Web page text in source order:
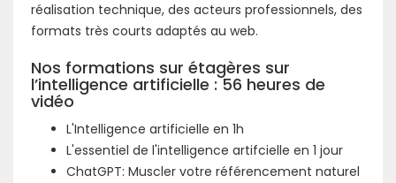
réalisation technique, des acteurs professionnels, des
formats très courts adaptés au web.
Nos formations sur étagères sur
l’intelligence artificielle : 56 heures de
vidéo
L'Intelligence artificielle en 1h
L'essentiel de l'intelligence artifcielle en 1 jour
ChatGPT: Muscler votre référencement naturel